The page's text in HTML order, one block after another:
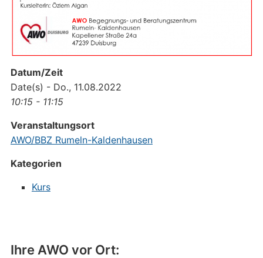
Ihre AWO vor Ort:
Datum/Zeit
Date(s) - Do., 11.08.2022
10:15 - 11:15
Veranstaltungsort
AWO/BBZ Rumeln-Kaldenhausen
Kategorien
Kurs